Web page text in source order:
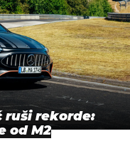
ruši rekorde:
od M2